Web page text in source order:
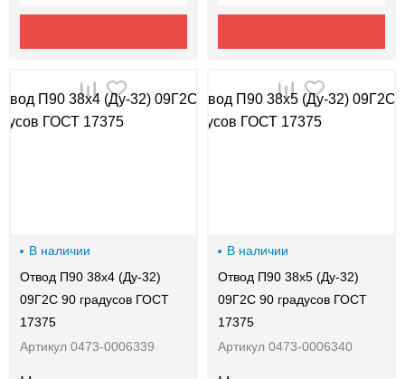
В наличии
Отвод П90 38х4 (Ду-32)
09Г2С 90 градусов ГОСТ
17375
Артикул 0473-0006339
В наличии
Отвод П90 38х5 (Ду-32)
09Г2С 90 градусов ГОСТ
17375
Артикул 0473-0006340